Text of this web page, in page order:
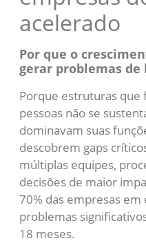
acelerado
Por que o
gerar problemas de
Porque estruturas que
pessoas não se
dominavam suas
descobrem gaps
múltiplas equipes,
decisões de maior
70% das empresas
problemas
18 meses.